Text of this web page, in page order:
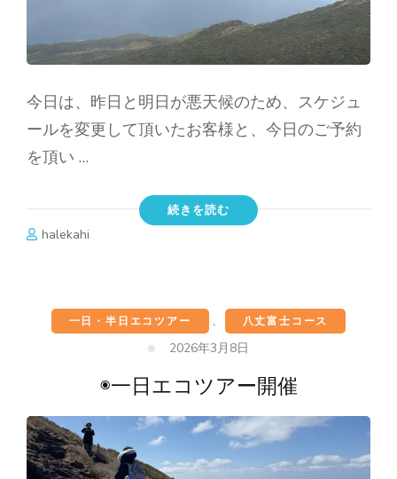
今日は、昨日と明日が悪天候のため、スケジュ
ールを変更して頂いたお客様と、今日のご予約
を頂い …
続きを読む
halekahi
一日・半日エコツアー 、 八丈富士コース
2026年3月8日
◉一日エコツアー開催